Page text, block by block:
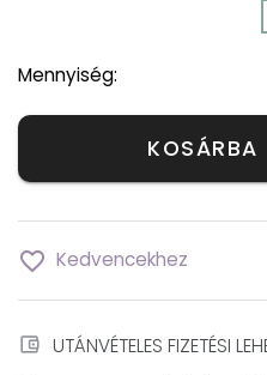
Mennyiség:
KOSÁRBA
favorite_border Kedvencekhez
account_balance_wallet UTÁNVÉTELES FIZETÉSI